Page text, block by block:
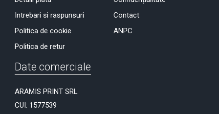
Intrebari si raspunsuri
Politica de cookie
Politica de retur
Contact
ANPC
Date comerciale
ARAMIS PRINT SRL
CUI: 1577539